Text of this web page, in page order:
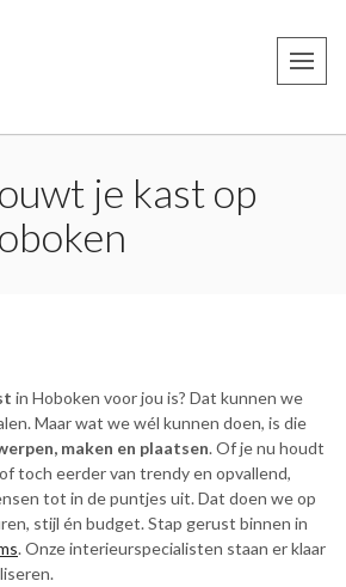
je kast op
in Hoboken voor jou is? Dat kunnen we
Maar wat we wél kunnen doen, is die
maken en plaatsen. Of je nu houdt
toch eerder van trendy en opvallend,
tot in de puntjes uit. Dat doen we op
stijl én budget. Stap gerust binnen in
. Onze interieurspecialisten staan er klaar